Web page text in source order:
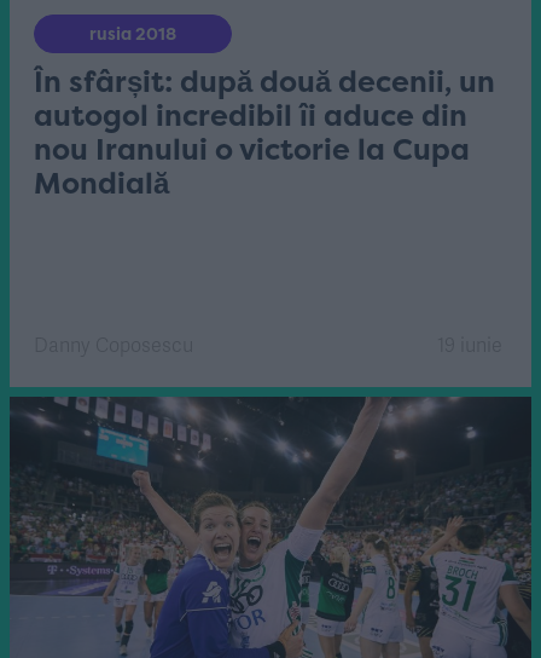
rusia 2018
În sfârșit: după două decenii, un
autogol incredibil îi aduce din
nou Iranului o victorie la Cupa
Mondială